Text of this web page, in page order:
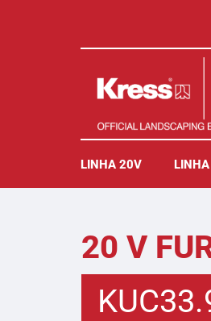
LINHA 20V
20 V